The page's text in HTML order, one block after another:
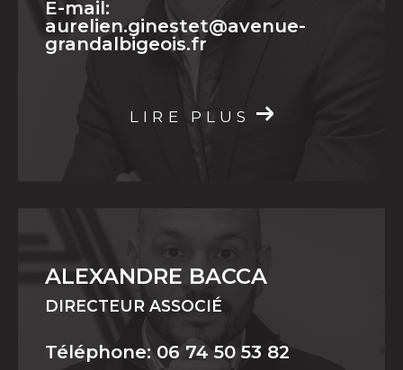
E-mail:
aurelien.ginestet@avenue-
grandalbigeois.fr
LIRE PLUS
ALEXANDRE BACCA
DIRECTEUR ASSOCIÉ
Téléphone: 06 74 50 53 82